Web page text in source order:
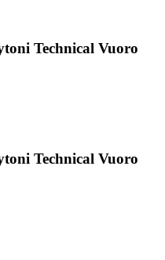
Technical Vuoro
Technical Vuoro